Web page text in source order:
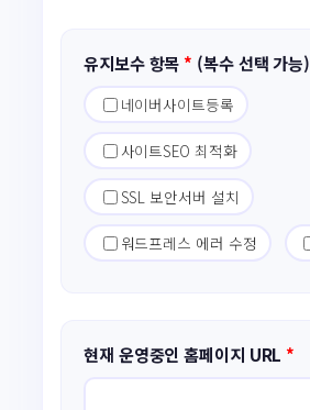
유지보수 항목* (복수 선택 가능)
네이버사이트등록
사이트SEO 최적화
SSL 보안서버 설치
워드프레스 에러 수정
현재 운영중인 홈페이지 URL*